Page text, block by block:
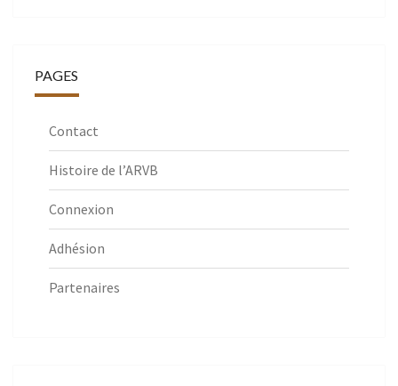
PAGES
Contact
Histoire de l’ARVB
Connexion
Adhésion
Partenaires